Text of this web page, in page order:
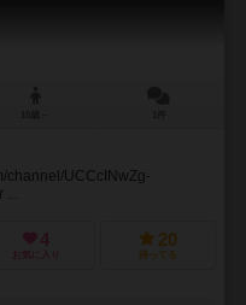
UCCcINwZg-
4
お気に入り
20
持ってる